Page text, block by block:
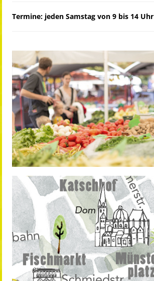
Termine: jeden Samstag von 9 bis 14 Uhr